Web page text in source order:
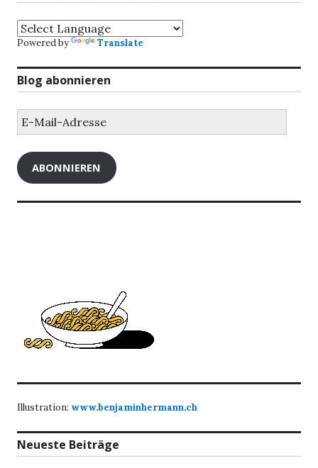
Powered by Translate
Blog abonnieren
Mail-
ABONNIEREN
Illustration: www.benjaminhermann.ch
Neueste Beiträge